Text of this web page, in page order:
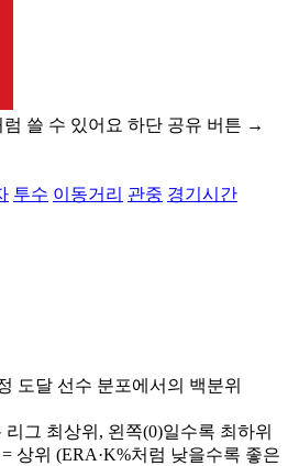
쓸 수 있어요 하단 공유 버튼 →
투수 이동거리 관중 경기시간
도달 선수 분포에서의 백분위
리그 최상위, 왼쪽(0)일수록 최하위
상위 (ERA·K%처럼 낮을수록 좋은